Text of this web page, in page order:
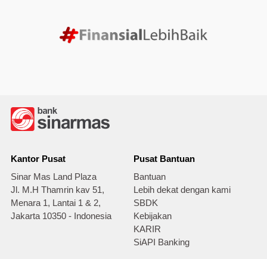
Kantor Pusat
Sinar Mas Land Plaza
Jl. M.H Thamrin kav 51,
Menara 1, Lantai 1 & 2,
Jakarta 10350 - Indonesia
Pusat Bantuan
Bantuan
Lebih dekat dengan kami
SBDK
Kebijakan
KARIR
SiAPI Banking